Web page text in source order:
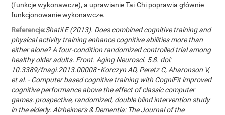
(funkcje wykonawcze), a uprawianie Tai-Chi poprawia głównie
funkcjonowanie wykonawcze.
Referencje:Shatil E (2013). Does combined cognitive training and
physical activity training enhance cognitive abilities more than
either alone? A four-condition randomized controlled trial among
healthy older adults. Front. Aging Neurosci. 5:8. doi:
10.3389/fnagi.2013.00008•Korczyn AD, Peretz C, Aharonson V,
et al. - Computer based cognitive training with CogniFit improved
cognitive performance above the effect of classic computer
games: prospective, randomized, double blind intervention study
in the elderly. Alzheimer's & Dementia: The Journal of the